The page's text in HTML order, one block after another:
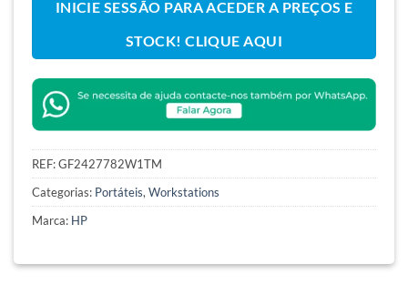
INICIE SESSÃO PARA ACEDER A PREÇOS E
STOCK! CLIQUE AQUI
REF:GF2427782W1TM
Categorias: Portáteis,Workstations
Marca: HP